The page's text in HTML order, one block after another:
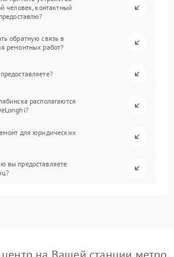
человек, контактный
обратную связь в
ремонтных работ?
располагаются
для юридических
вы предоставляете